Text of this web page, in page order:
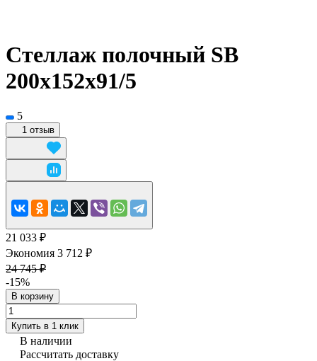
Стеллаж полочный SB
200х152х91/5
5
1 отзыв
21 033 ₽
Экономия 3 712 ₽
24 745 ₽
-15%
В корзину
Купить в 1 клик
В наличии
Рассчитать доставку